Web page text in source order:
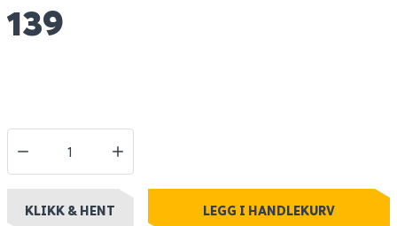
139
KLIKK & HENT LEGG I HANDLEKURV